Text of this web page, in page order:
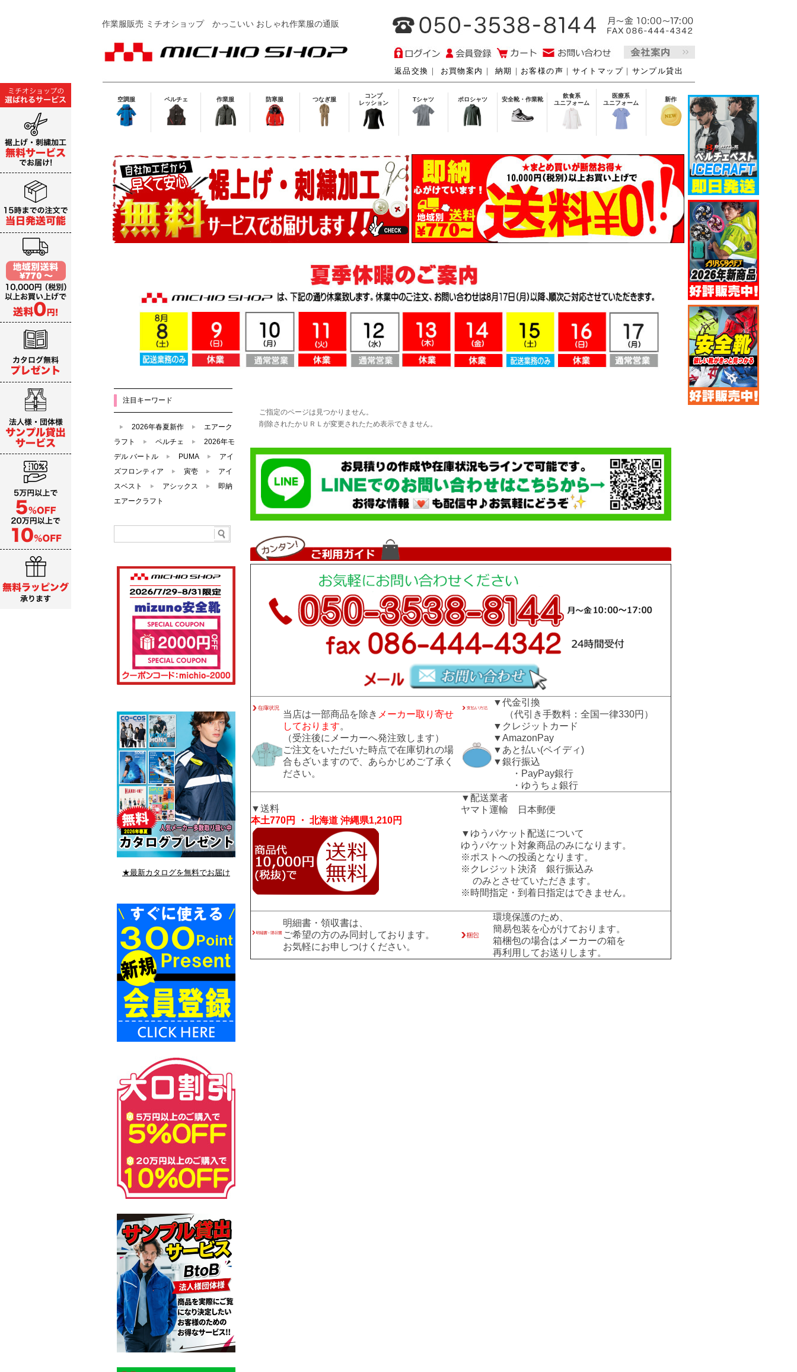
作業服販売 ミチオショップかっこいい おしゃれ作業服の通販
返品交換 ｜ お買物案内 ｜ 納期 ｜ お客様の声 ｜ サイトマップ ｜ サンプル貸出
空調服 ペルチェ 作業服 防寒服 つなぎ服
コンプ
レッション
Tシャツ ポロシャツ 安全靴・作業靴
飲食系
ユニフォーム
医療系
ユニフォーム
新作
ご指定のページは見つかりません。
削除されたかＵＲＬが変更されたため表示できません。
当店は一部商品を除き メーカー取り寄せ
しております。
（受注後にメーカーへ発注致します）
ご注文をいただいた時点で在庫切れの場
合もざいますので、あらかじめご了承く
ださい。
▼代金引換
（代引き手数料：全国一律330円）
▼クレジットカード
▼AmazonPay
▼あと払い(ペイディ)
▼銀行振込
・PayPay銀行
・ゆうちょ銀行
▼送料
本土770円 ・ 北海道 沖縄県1,210円
▼配送業者
ヤマト運輸 日本郵便
▼ゆうパケット配送について
ゆうパケット対象商品のみになります。
※ポストへの投函となります。
※クレジット決済 銀行振込み
のみとさせていただきます。
※時間指定・到着日指定はできません。
明細書・領収書は、
ご希望の方のみ同封しております。
お気軽にお申しつけください。
環境保護のため、
簡易包装を心がけております。
箱梱包の場合はメーカーの箱を
再利用してお送りします。
注目キーワード
2026年春夏新作
エアーク
ラフト
ペルチェ
2026年モ
デル バートル
PUMA
アイ
ズフロンティア
寅壱
アイ
スベスト
アシックス
即納
エアークラフト
★最新カタログを無料でお届け